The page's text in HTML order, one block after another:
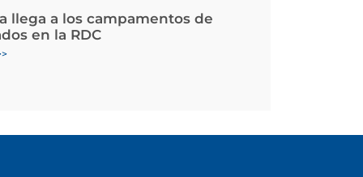
llega a los campamentos de
en la RDC